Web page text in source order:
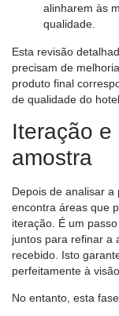
alinharem às
qualidade.
Esta revisão
precisam de
produto final
de qualidade do hotel.
Iteração
amostra
Depois de analisar
encontra áreas que
iteração. É um
juntos para refinar a
recebido. Isto
perfeitamente à
No entanto, esta